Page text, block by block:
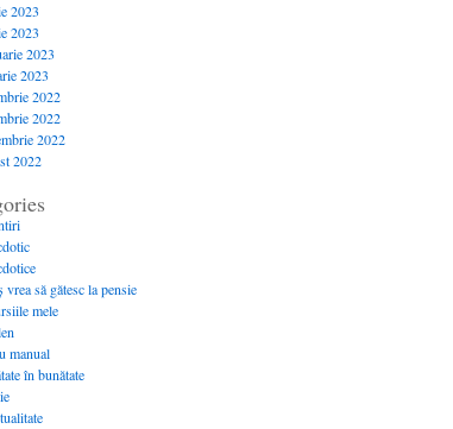
2023
2023
2023
2023
2022
2022
2022
2022
vrea să gătesc la pensie
mele
manual
în bunătate